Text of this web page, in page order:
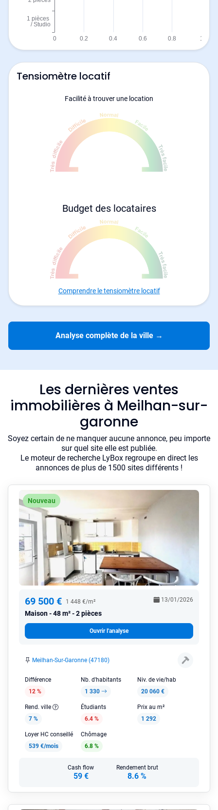
Tensiomètre locatif
Facilité à trouver une location
Budget des locataires
Comprendre le tensiomètre locatif
Analyse complète de la ville →
Les dernières ventes
immobilières à Meilhan-sur-
garonne
Soyez certain de ne manquer aucune annonce, peu importe
sur quel site elle est publiée.
Le moteur de recherche LyBox regroupe en direct les
annonces de plus de 1500 sites différents !
Nouveau
69 500 € 1 448 €/m²
Maison 48 m² - 2 pièces
13/01/2026
Ouvrir l'analyse
Meilhan-Sur-Garonne (47180)
Différence
12 %
Nb. d'habitants
1 330
Niv. de vie/hab
20 060 €
Rend. ville
7 %
Étudiants
6.4 %
Prix au m²
1 292
Loyer HC conseillé
539 €/mois
Chômage
6.8 %
Cash flow
59 €
Rendement brut
8.6 %